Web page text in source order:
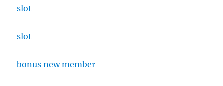
slot
slot
bonus new member